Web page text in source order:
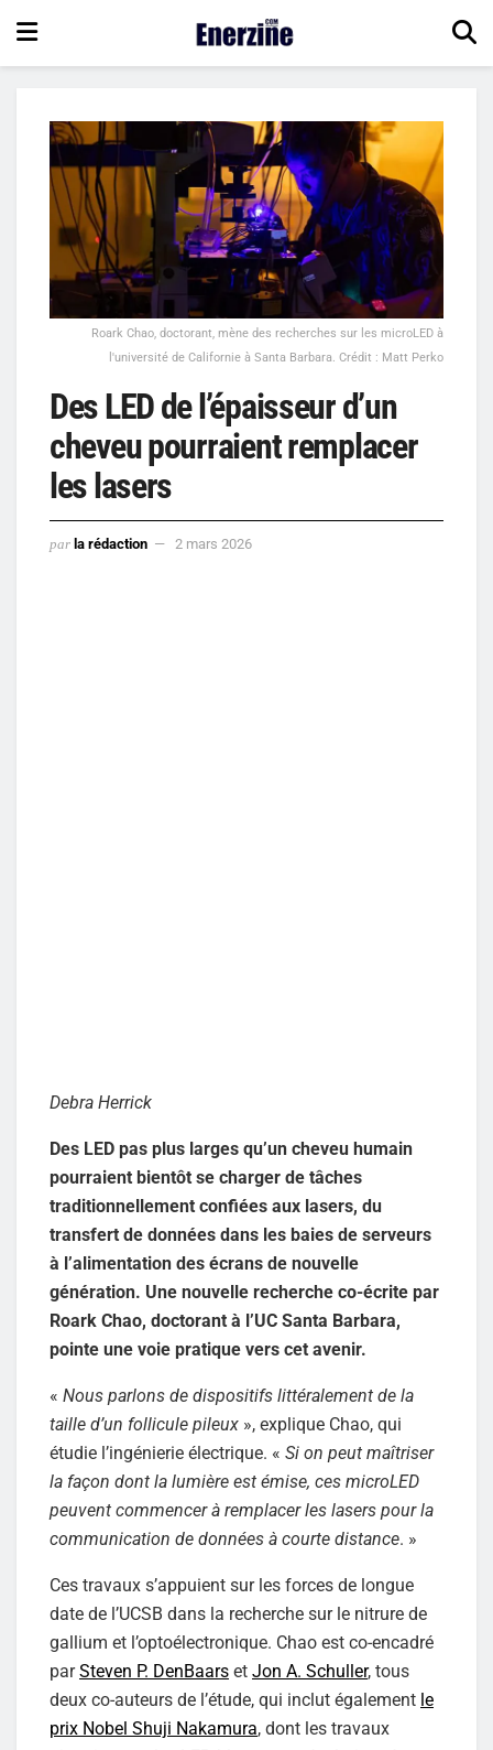
Roark Chao, doctorant, mène des recherches sur les microLED à
l'université de Californie à Santa Barbara. Crédit : Matt Perko
Des LED de l’épaisseur d’un
cheveu pourraient remplacer
les lasers
par la rédaction 2 mars 2026
Debra Herrick
Des LED pas plus larges qu’un cheveu humain
pourraient bientôt se charger de tâches
traditionnellement confiées aux lasers, du
transfert de données dans les baies de serveurs
à l’alimentation des écrans de nouvelle
génération. Une nouvelle recherche co-écrite par
Roark Chao, doctorant à l’UC Santa Barbara,
pointe une voie pratique vers cet avenir.
« Nous parlons de dispositifs littéralement de la
taille d’un follicule pileux », explique Chao, qui
étudie l’ingénierie électrique. « Si on peut maîtriser
la façon dont la lumière est émise, ces microLED
peuvent commencer à remplacer les lasers pour la
communication de données à courte distance. »
Ces travaux s’appuient sur les forces de longue
date de l’UCSB dans la recherche sur le nitrure de
gallium et l’optoélectronique. Chao est co-encadré
parSteven P. DenBaars et Jon A. Schuller, tous
deux co-auteurs de l’étude, qui inclut également le
prix Nobel Shuji Nakamura, dont les travaux